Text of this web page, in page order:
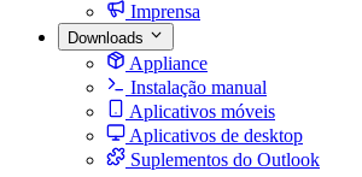
Imprensa
Downloads
Appliance
Instalação manual
Aplicativos móveis
Aplicativos de desktop
Suplementos do Outlook